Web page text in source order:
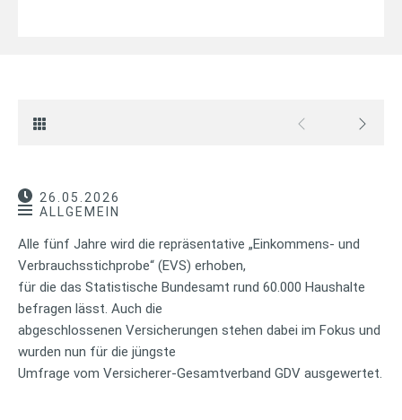
26.05.2026
ALLGEMEIN
Alle fünf Jahre wird die repräsentative „Einkommens- und
Verbrauchsstichprobe“ (EVS) erhoben,
für die das Statistische Bundesamt rund 60.000 Haushalte
befragen lässt. Auch die
abgeschlossenen Versicherungen stehen dabei im Fokus und
wurden nun für die jüngste
Umfrage vom Versicherer-Gesamtverband GDV ausgewertet.